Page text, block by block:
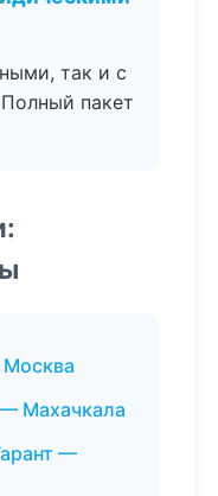
так и с
пакет
Махачкала
—